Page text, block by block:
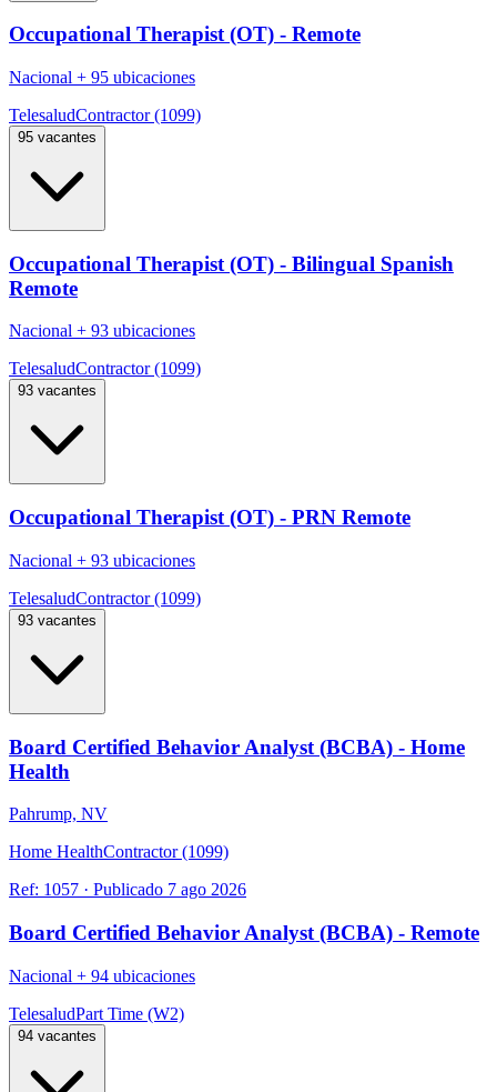
Occupational Therapist (OT) - Remote
Nacional + 95 ubicaciones
TelesaludContractor (1099)
95 vacantes
Occupational Therapist (OT) - Bilingual Spanish
Remote
Nacional + 93 ubicaciones
TelesaludContractor (1099)
93 vacantes
Occupational Therapist (OT) - PRN Remote
Nacional + 93 ubicaciones
TelesaludContractor (1099)
93 vacantes
Board Certified Behavior Analyst (BCBA) - Home
Health
Pahrump, NV
Home HealthContractor (1099)
Ref: 1057 · Publicado 7 ago 2026
Board Certified Behavior Analyst (BCBA) - Remote
Nacional + 94 ubicaciones
TelesaludPart Time (W2)
94 vacantes